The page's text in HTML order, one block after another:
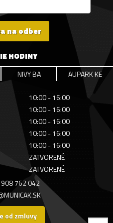
na odber
HODINY
NIVY BA AUPARK KE
10:00 - 16:00
10:00 - 16:00
10:00 - 16:00
10:00 - 16:00
10:00 - 16:00
ZATVORENÉ
ZATVORENÉ
908 762 042
od zmluvy